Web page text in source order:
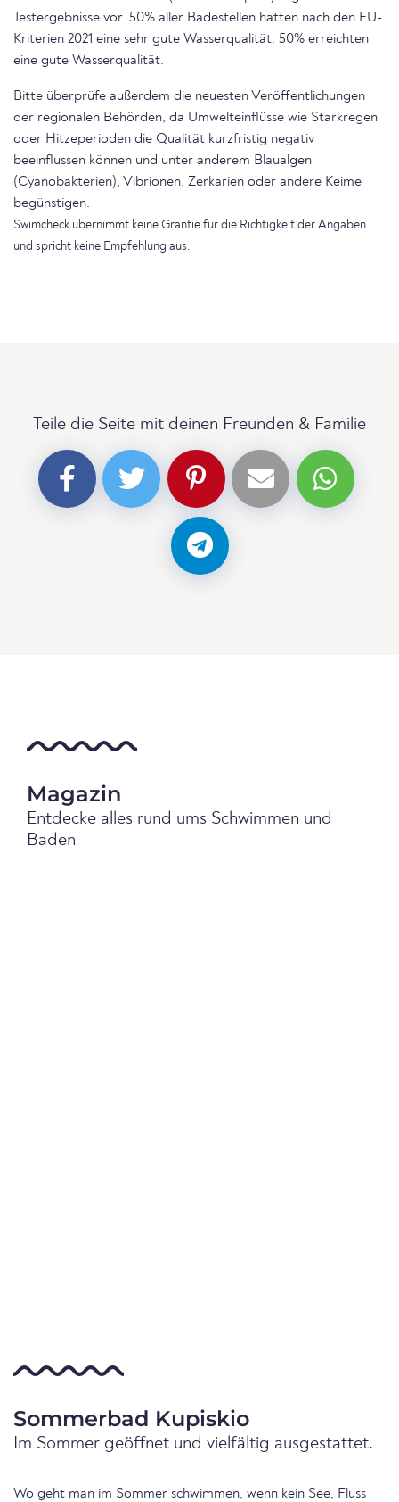
Testergebnisse vor. 50% aller Badestellen hatten nach den EU-
Kriterien 2021 eine sehr gute Wasserqualität. 50% erreichten
eine gute Wasserqualität.
Bitte überprüfe außerdem die neuesten Veröffentlichungen
der regionalen Behörden, da Umwelteinflüsse wie Starkregen
oder Hitzeperioden die Qualität kurzfristig negativ
beeinflussen können und unter anderem Blaualgen
(Cyanobakterien), Vibrionen, Zerkarien oder andere Keime
begünstigen.
Swimcheck übernimmt keine Grantie für die Richtigkeit der Angaben
und spricht keine Empfehlung aus.
Teile die Seite mit deinen Freunden & Familie
Magazin
Entdecke alles rund ums Schwimmen und
Baden
Sommerbad Kupiskio
Im Sommer geöffnet und vielfältig ausgestattet.
Wo geht man im Sommer schwimmen, wenn kein See, Fluss